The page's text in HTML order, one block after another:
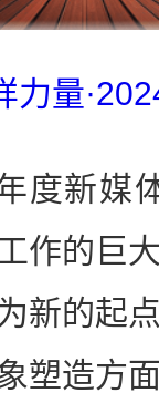
力量
新媒
作的巨
新的起
塑造方